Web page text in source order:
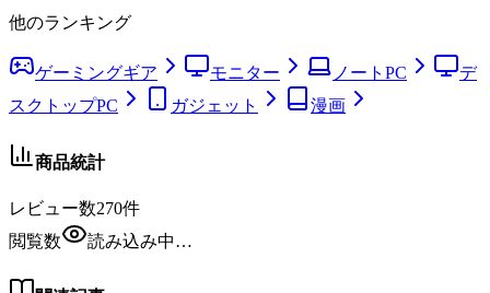
他のランキング
ゲーミングギア モニター ノートPC
デ
スクトップPC
ガジェット 漫画
商品統計
レビュー数270件
閲覧数
読み込み中…